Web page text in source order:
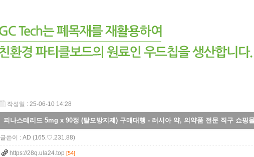
작성일 : 25-06-10 14:28
피나스테리드 5mg x 90정 (탈모방지제) 구매대행 - 러시아 약, 의약품 전문 직구 쇼핑
글쓴이 : AD (165.♡.231.88)
https://28q.ula24.top [54]